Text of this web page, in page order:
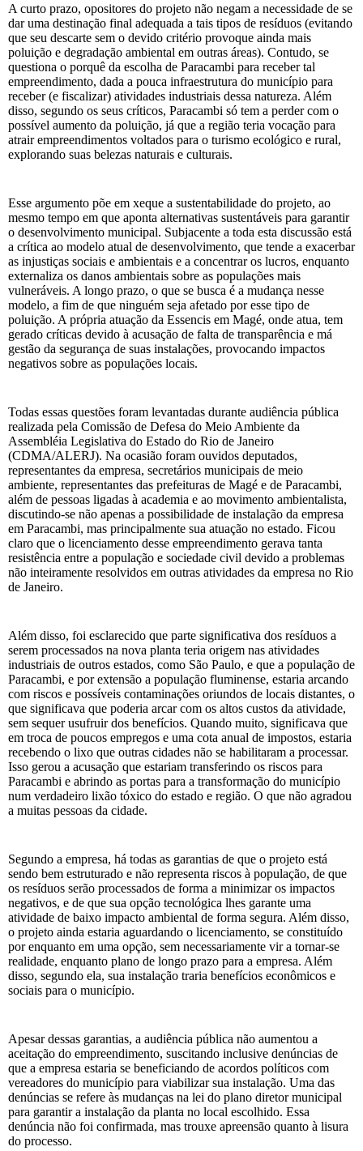
A curto prazo, opositores do projeto não negam a necessidade de se
dar uma destinação final adequada a tais tipos de resíduos (evitando
que seu descarte sem o devido critério provoque ainda mais
poluição e degradação ambiental em outras áreas). Contudo, se
questiona o porquê da escolha de Paracambi para receber tal
empreendimento, dada a pouca infraestrutura do município para
receber (e fiscalizar) atividades industriais dessa natureza. Além
disso, segundo os seus críticos, Paracambi só tem a perder com o
possível aumento da poluição, já que a região teria vocação para
atrair empreendimentos voltados para o turismo ecológico e rural,
explorando suas belezas naturais e culturais.
Esse argumento põe em xeque a sustentabilidade do projeto, ao
mesmo tempo em que aponta alternativas sustentáveis para garantir
o desenvolvimento municipal. Subjacente a toda esta discussão está
a crítica ao modelo atual de desenvolvimento, que tende a exacerbar
as injustiças sociais e ambientais e a concentrar os lucros, enquanto
externaliza os danos ambientais sobre as populações mais
vulneráveis. A longo prazo, o que se busca é a mudança nesse
modelo, a fim de que ninguém seja afetado por esse tipo de
poluição. A própria atuação da Essencis em Magé, onde atua, tem
gerado críticas devido à acusação de falta de transparência e má
gestão da segurança de suas instalações, provocando impactos
negativos sobre as populações locais.
Todas essas questões foram levantadas durante audiência pública
realizada pela Comissão de Defesa do Meio Ambiente da
Assembléia Legislativa do Estado do Rio de Janeiro
(CDMA/ALERJ). Na ocasião foram ouvidos deputados,
representantes da empresa, secretários municipais de meio
ambiente, representantes das prefeituras de Magé e de Paracambi,
além de pessoas ligadas à academia e ao movimento ambientalista,
discutindo-se não apenas a possibilidade de instalação da empresa
em Paracambi, mas principalmente sua atuação no estado. Ficou
claro que o licenciamento desse empreendimento gerava tanta
resistência entre a população e sociedade civil devido a problemas
não inteiramente resolvidos em outras atividades da empresa no Rio
de Janeiro.
Além disso, foi esclarecido que parte significativa dos resíduos a
serem processados na nova planta teria origem nas atividades
industriais de outros estados, como São Paulo, e que a população de
Paracambi, e por extensão a população fluminense, estaria arcando
com riscos e possíveis contaminações oriundos de locais distantes, o
que significava que poderia arcar com os altos custos da atividade,
sem sequer usufruir dos benefícios. Quando muito, significava que
em troca de poucos empregos e uma cota anual de impostos, estaria
recebendo o lixo que outras cidades não se habilitaram a processar.
Isso gerou a acusação que estariam transferindo os riscos para
Paracambi e abrindo as portas para a transformação do município
num verdadeiro lixão tóxico do estado e região. O que não agradou
a muitas pessoas da cidade.
Segundo a empresa, há todas as garantias de que o projeto está
sendo bem estruturado e não representa riscos à população, de que
os resíduos serão processados de forma a minimizar os impactos
negativos, e de que sua opção tecnológica lhes garante uma
atividade de baixo impacto ambiental de forma segura. Além disso,
o projeto ainda estaria aguardando o licenciamento, se constituído
por enquanto em uma opção, sem necessariamente vir a tornar-se
realidade, enquanto plano de longo prazo para a empresa. Além
disso, segundo ela, sua instalação traria benefícios econômicos e
sociais para o município.
Apesar dessas garantias, a audiência pública não aumentou a
aceitação do empreendimento, suscitando inclusive denúncias de
que a empresa estaria se beneficiando de acordos políticos com
vereadores do município para viabilizar sua instalação. Uma das
denúncias se refere às mudanças na lei do plano diretor municipal
para garantir a instalação da planta no local escolhido. Essa
denúncia não foi confirmada, mas trouxe apreensão quanto à lisura
do processo.